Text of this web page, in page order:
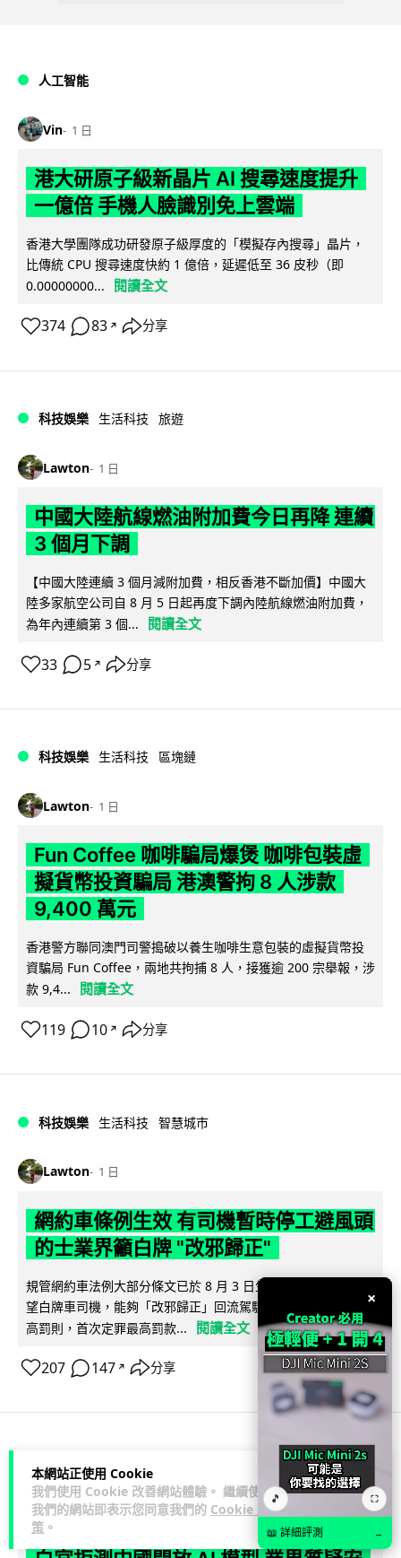
本網站正使用 Cookie
我們使用 Cookie 改善網站體驗。 繼續使用
我們的網站即表示您同意我們的 Cookie 政
策 。
人工智能
Vin 1 日
港大研原子級新晶片 AI 搜尋速度提升
一億倍 手機人臉識別免上雲端
香港大學團隊成功研發原子級厚度的「模擬存內搜尋」晶片，
比傳統 CPU 搜尋速度快約 1 億倍，延遲低至 36 皮秒（即
0.00000000...
閱讀全文
374 83 ↗ 分享
科技娛樂 生活科技 旅遊
Lawton 1 日
中國大陸航線燃油附加費今日再降 連續
3 個月下調
【中國大陸連續 3 個月減附加費，相反香港不斷加價】中國大
陸多家航空公司自 8 月 5 日起再度下調內陸航線燃油附加費，
為年內連續第 3 個...
閱讀全文
33 5 ↗ 分享
科技娛樂 生活科技 區塊鏈
Lawton 1 日
Fun Coffee 咖啡騙局爆煲 咖啡包裝虛
擬貨幣投資騙局 港澳警拘 8 人涉款
9,400 萬元
香港警方聯同澳門司警搗破以養生咖啡生意包裝的虛擬貨幣投
資騙局 Fun Coffee，兩地共拘捕 8 人，接獲逾 200 宗舉報，涉
款 9,4...
閱讀全文
119 10 ↗ 分享
科技娛樂 生活科技 智慧城市
Lawton 1 日
網約車條例生效 有司機暫時停工避風頭
的士業界籲白牌 "改邪歸正"
規管網約車法例大部分條文已於 8 月 3 日生效，的士業界就期
望白牌車司機，能夠「改邪歸正」回流駕駛的士。新例大幅提
高罰則，首次定罪最高罰款...
閱讀全文
207 147 ↗ 分享
Lawton 1 日
×
🎵 ⛶
📖 詳細評測 →